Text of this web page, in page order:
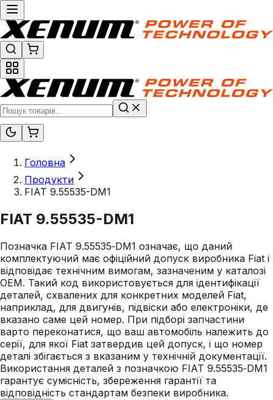
Головна
Продукти
FIAT 9.55535-DM1
FIAT 9.55535-DM1
Позначка FIAT 9.55535‑DM1 означає, що даний
комплектуючий має офіційний допуск виробника Fiat і
відповідає технічним вимогам, зазначеним у каталозі
OEM. Такий код використовується для ідентифікації
деталей, схвалених для конкретних моделей Fiat,
наприклад, для двигунів, підвіски або електроніки, де
вказано саме цей номер. При підборі запчастини
варто переконатися, що ваш автомобіль належить до
серії, для якої Fiat затвердив цей допуск, і що номер
деталі збігається з вказаним у технічній документації.
Використання деталей з позначкою FIAT 9.55535‑DM1
гарантує сумісність, збереження гарантії та
відповідність стандартам безпеки виробника.